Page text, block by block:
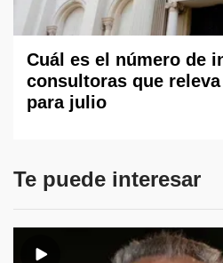
Cuál es el número de
consultoras que
para julio
Te puede interesar